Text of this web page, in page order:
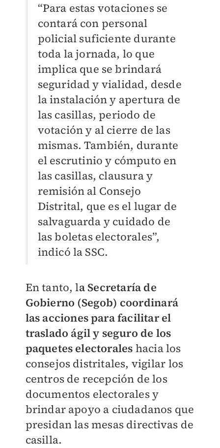
“Para estas votaciones se
contará con personal
policial suficiente durante
toda la jornada, lo que
implica que se brindará
seguridad y vialidad, desde
la instalación y apertura de
las casillas, periodo de
votación y al cierre de las
mismas. También, durante
el escrutinio y cómputo en
las casillas, clausura y
remisión al Consejo
Distrital, que es el lugar de
salvaguarda y cuidado de
las boletas electorales”,
indicó la SSC.
En tanto, la Secretaría de
Gobierno (Segob) coordinará
las acciones para facilitar el
traslado ágil y seguro de los
paquetes electorales hacia los
consejos distritales, vigilar los
centros de recepción de los
documentos electorales y
brindar apoyo a ciudadanos que
presidan las mesas directivas de
casilla.